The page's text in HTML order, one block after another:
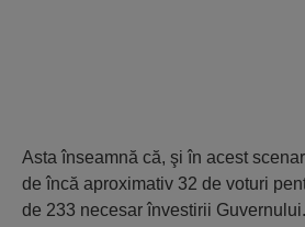
Asta înseamnă că, şi în acest
de încă aproximativ 32 de voturi
de 233 necesar învestirii Guvernului.